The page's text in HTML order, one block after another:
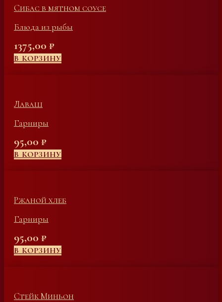
Сибас в мятном соусе
Блюда из рыбы
1375,00 ₽
В КОРЗИНУ
Лаваш
Гарниры
95,00 ₽
В КОРЗИНУ
Ржаной хлеб
Гарниры
95,00 ₽
В КОРЗИНУ
Стейк Миньон